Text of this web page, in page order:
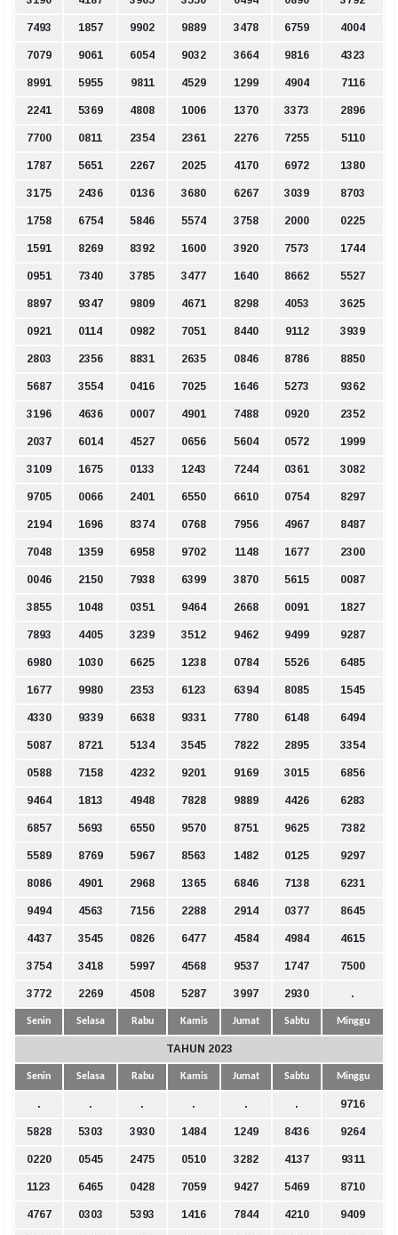
7493 1857 9902 9889 3478 6759 4004
7079 9061 6054 9032 3664 9816 4323
8991 5955 9811 4529 1299 4904 7116
2241 5369 4808 1006 1370 3373 2896
7700 0811 2354 2361 2276 7255 5110
1787 5651 2267 2025 4170 6972 1380
3175 2436 0136 3680 6267 3039 8703
1758 6754 5846 5574 3758 2000 0225
1591 8269 8392 1600 3920 7573 1744
0951 7340 3785 3477 1640 8662 5527
8897 9347 9809 4671 8298 4053 3625
0921 0114 0982 7051 8440 9112 3939
2803 2356 8831 2635 0846 8786 8850
5687 3554 0416 7025 1646 5273 9362
3196 4636 0007 4901 7488 0920 2352
2037 6014 4527 0656 5604 0572 1999
3109 1675 0133 1243 7244 0361 3082
9705 0066 2401 6550 6610 0754 8297
2194 1696 8374 0768 7956 4967 8487
7048 1359 6958 9702 1148 1677 2300
0046 2150 7938 6399 3870 5615 0087
3855 1048 0351 9464 2668 0091 1827
7893 4405 3239 3512 9462 9499 9287
6980 1030 6625 1238 0784 5526 6485
1677 9980 2353 6123 6394 8085 1545
4330 9339 6638 9331 7780 6148 6494
5087 8721 5134 3545 7822 2895 3354
0588 7158 4232 9201 9169 3015 6856
9464 1813 4948 7828 9889 4426 6283
6857 5693 6550 9570 8751 9625 7382
5589 8769 5967 8563 1482 0125 9297
8086 4901 2968 1365 6846 7138 6231
9494 4563 7156 2288 2914 0377 8645
4437 3545 0826 6477 4584 4984 4615
3754 3418 5997 4568 9537 1747 7500
3772 2269 4508 5287 3997 2930 .
Senin Selasa Rabu Kamis Jumat Sabtu Minggu
TAHUN 2023
Senin Selasa Rabu Kamis Jumat Sabtu Minggu
. . . . . . 9716
5828 5303 3930 1484 1249 8436 9264
0220 0545 2475 0510 3282 4137 9311
1123 6465 0428 7059 9427 5469 8710
4767 0303 5393 1416 7844 4210 9409